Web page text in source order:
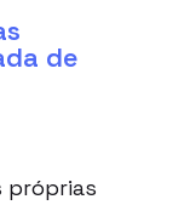
de
próprias